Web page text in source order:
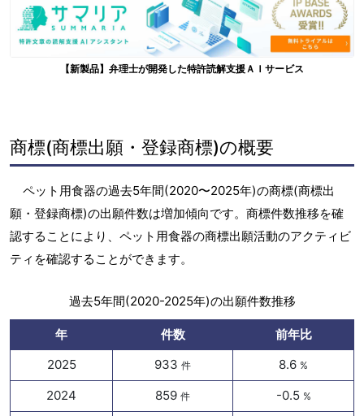
【新製品】弁理士が開発した特許読解支援ＡＩサービス
商標(商標出願・登録商標)の概要
ペット用食器の過去5年間(2020〜2025年)の商標(商標出
願・登録商標)の出願件数は増加傾向です。商標件数推移を確
認することにより、ペット用食器の商標出願活動のアクティビ
ティを確認することができます。
過去5年間(2020-2025年)の出願件数推移
年 件数
前年比
2025
933 件 8.6 %
2024 859 件 -0.5 %